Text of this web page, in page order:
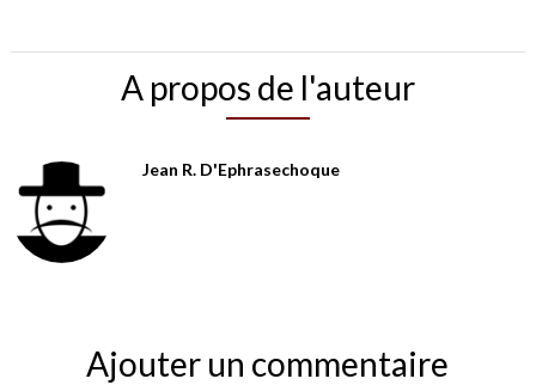
A propos de l'auteur
Jean R. D'Ephrasechoque
Ajouter un commentaire